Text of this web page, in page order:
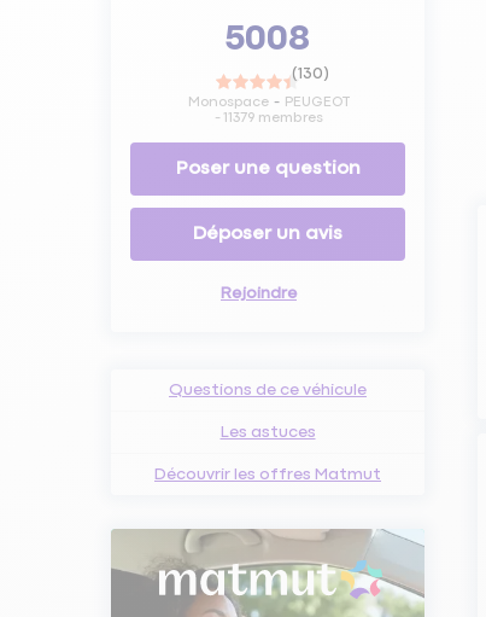
5008
(130)
Monospace
PEUGEOT
- 11379 membres
Poser une question
Déposer un avis
Rejoindre
Questions de ce véhicule
Les astuces
Découvrir les offres Matmut